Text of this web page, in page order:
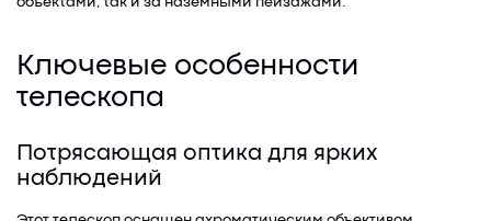
Ключевые особенности
телескопа
Потрясающая оптика для ярких
наблюдений